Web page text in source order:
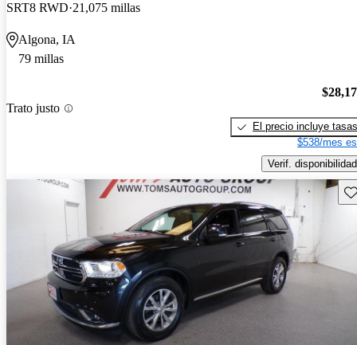
SRT8 RWD 21,075 millas
Algona, IA
79 millas
Trato justo
El precio incluye tasas
$538/mes
Verif. disponibilidad